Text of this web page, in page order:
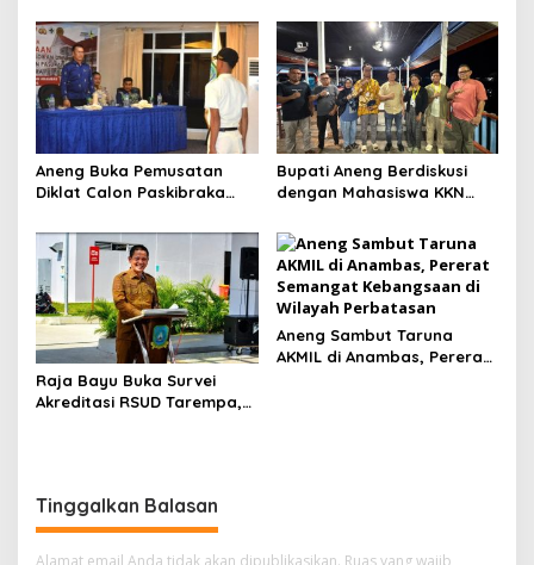
2026
Aneng Buka Pemusatan
Diklat Calon Paskibraka
Disiplin dan Jiwa
Kepemimpinan
Bupati Aneng Berdiskusi
dengan Mahasiswa KKN
Membangun Anambas
Raja Bayu Buka Survei
Akreditasi RSUD Tarempa,
Aneng Sambut Taruna
AKMIL di Anambas, Pererat
Tinggalkan Balasan